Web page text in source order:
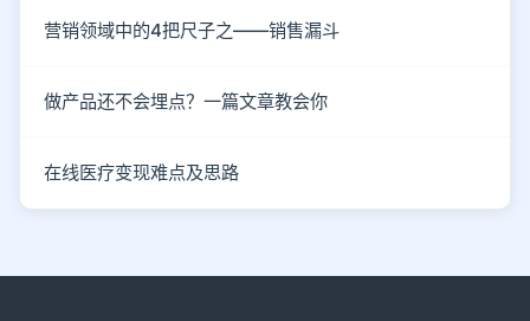
营销领域中的4把尺子之——销售漏斗
做产品还不会埋点？一篇文章教会你
在线医疗变现难点及思路